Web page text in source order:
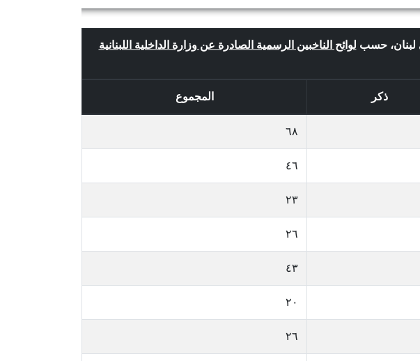
لبنان، حسب لوائح الناخبين الرسمية الصادرة عن وزارة الداخلية اللبنانية
ذكر المجموع
٦٨
٤٦
٢٣
٢٦
٤٣
٢٠
٢٦